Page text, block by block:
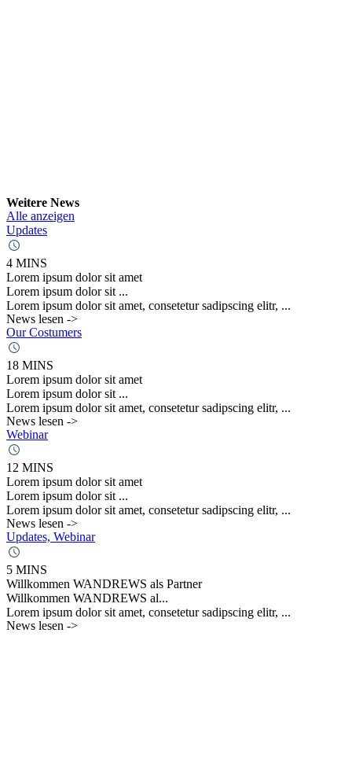
Weitere News
Alle anzeigen
Updates
4 MINS
Lorem ipsum dolor sit amet
Lorem ipsum dolor sit ...
Lorem ipsum dolor sit amet, consetetur sadipscing elitr, ...
News lesen ->
Our Costumers
18 MINS
Lorem ipsum dolor sit amet
Lorem ipsum dolor sit ...
Lorem ipsum dolor sit amet, consetetur sadipscing elitr, ...
News lesen ->
Webinar
12 MINS
Lorem ipsum dolor sit amet
Lorem ipsum dolor sit ...
Lorem ipsum dolor sit amet, consetetur sadipscing elitr, ...
News lesen ->
Updates, Webinar
5 MINS
Willkommen WANDREWS als Partner
Willkommen WANDREWS al...
Lorem ipsum dolor sit amet, consetetur sadipscing elitr, ...
News lesen ->